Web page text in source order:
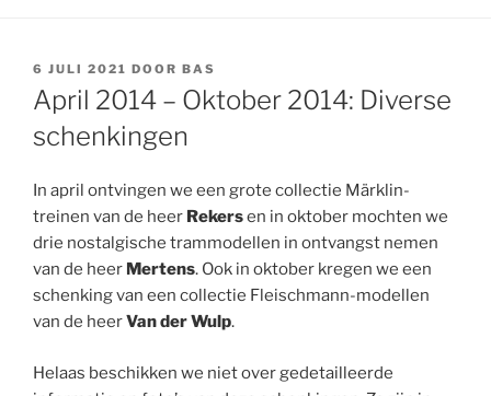
GEPLAATST
OP
6 JULI 2021 DOOR BAS
April 2014 – Oktober 2014: Diverse
schenkingen
In april ontvingen we een grote collectie Märklin-
treinen van de heer Rekersen in oktober mochten we
drie nostalgische trammodellen in ontvangst nemen
van de heer Mertens. Ook in oktober kregen we een
schenking van een collectie Fleischmann-modellen
van de heerVan der Wulp.
Helaas beschikken we niet over gedetailleerde